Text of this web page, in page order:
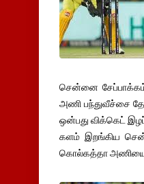
சென்னை
அணி பந்துவீச்சை
ஒன்பது விக்கெட்
களம் இறங்கிய
கொல்கத்தா அணியை